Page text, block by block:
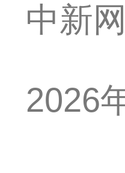
中新
2026